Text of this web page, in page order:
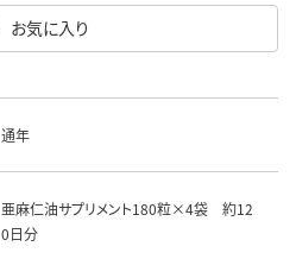
お気に入り
通年
亜麻仁油サプリメント180粒×4袋 約12
0日分